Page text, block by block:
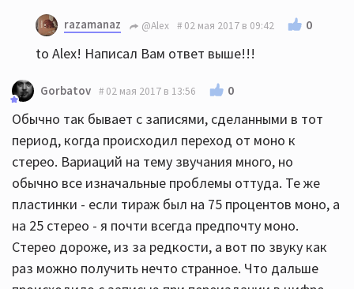
razamanaz @Alex 02 мая 2017 в 09:42 0
to Alex! Написал Вам ответ выше!!!
Gorbatov 02 мая 2017 в 13:56 0
Обычно так бывает с записями, сделанными в тот
период, когда происходил переход от моно к
стерео. Вариаций на тему звучания много, но
обычно все изначальные проблемы оттуда. Те же
пластинки - если тираж был на 75 процентов моно, а
на 25 стерео - я почти всегда предпочту моно.
Стерео дороже, из за редкости, а вот по звуку как
раз можно получить нечто странное. Что дальше